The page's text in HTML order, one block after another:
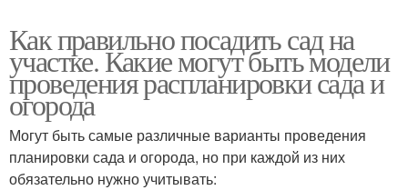
Как правильно посадить сад на
участке. Какие могут быть модели
проведения распланировки сада и
огорода
Могут быть самые различные варианты проведения
планировки сада и огорода, но при каждой из них
обязательно нужно учитывать: